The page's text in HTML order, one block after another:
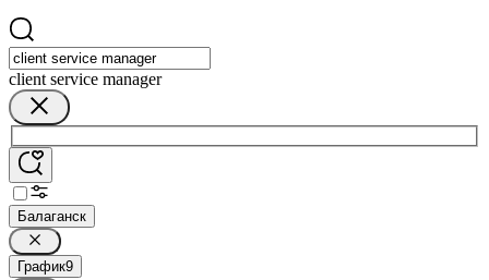
client service manager
Балаганск
График9